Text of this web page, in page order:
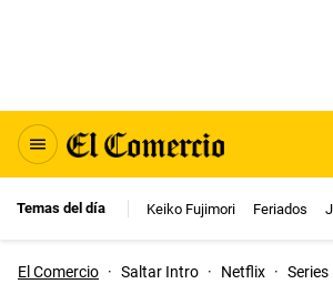
Temas del día Keiko Fujimori Feriados
El Comercio · Saltar Intro · Netflix · Series